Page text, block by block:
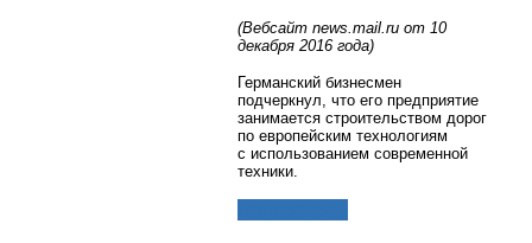
(Вебсайт news mail ru от 10
декабря 2016 года)
Германский бизнесмен
подчеркнул, что его предприятие
занимается строительством дорог
по европейским технологиям
с использованием современной
техники.